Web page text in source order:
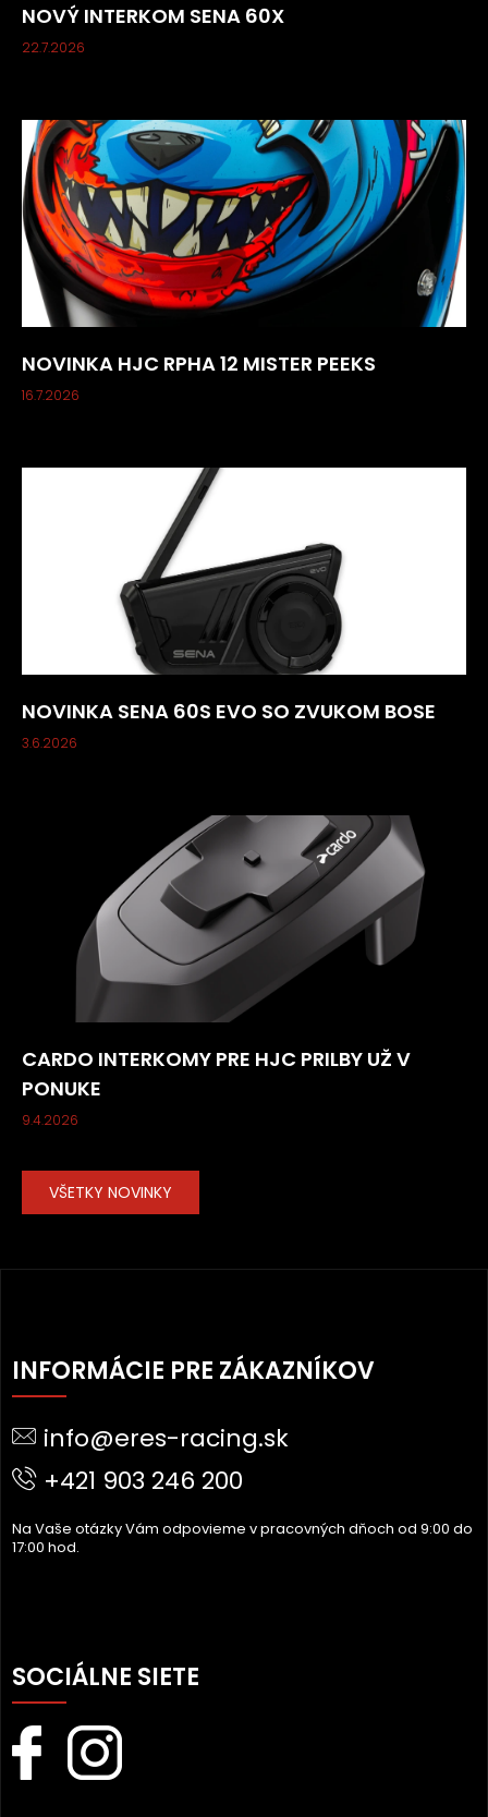
NOVÝ INTERKOM SENA 60X
22.7.2026
NOVINKA HJC RPHA 12 MISTER PEEKS
16.7.2026
NOVINKA SENA 60S EVO SO ZVUKOM BOSE
3.6.2026
CARDO INTERKOMY PRE HJC PRILBY UŽ V
PONUKE
9.4.2026
VŠETKY NOVINKY
Á
P
T
INFORMÁCIE PRE ZÁKAZNÍKOV
info@eres-racing.sk
+421 903 246 200
Na Vaše otázky Vám odpovieme v pracovných dňoch od 9:00 do
17:00 hod.
SOCIÁLNE SIETE